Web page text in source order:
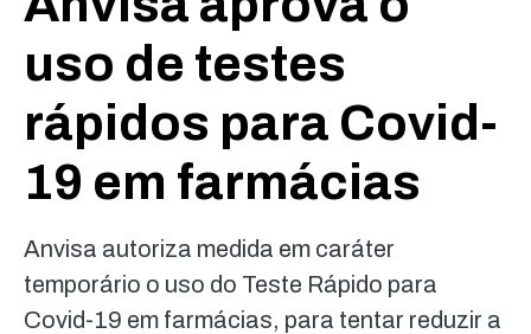
uso de testes
rápidos para Covid-
19 em farmácias
Anvisa autoriza medida em caráter
temporário o uso do Teste Rápido para
Covid-19 em farmácias, para tentar reduzir a